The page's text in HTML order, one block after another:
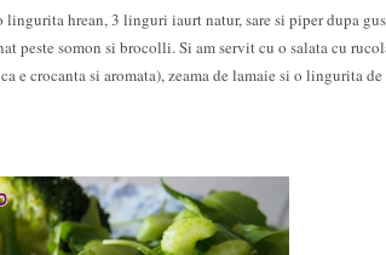
hrean, 3 linguri iaurt natur, sare si piper dupa
peste somon si brocolli. Si am servit cu o salata cu
e crocanta si aromata), zeama de lamaie si o lingurita